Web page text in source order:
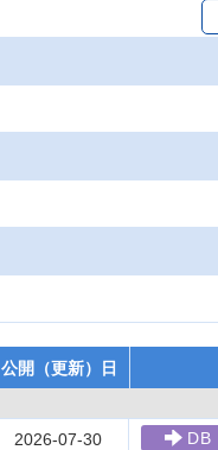
公開（更新）日
2026-07-30 DB